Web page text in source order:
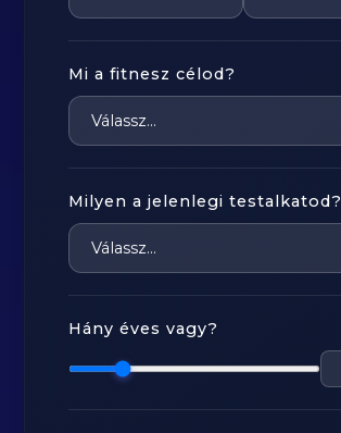
Mi a fitnesz célod?
Milyen a jelenlegi testalkatod?
Hány éves vagy?